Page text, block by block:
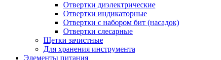
Отвертки диэлектрические
Отвертки индикаторные
Отвертки с набором бит (насадок)
Отвертки слесарные
Щетки зачистные
Для хранения инструмента
Элементы питания